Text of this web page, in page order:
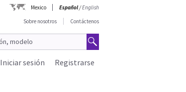
Mexico Español/English
Sobre nosotros
Contáctenos
Registrarse
Iniciar sesión